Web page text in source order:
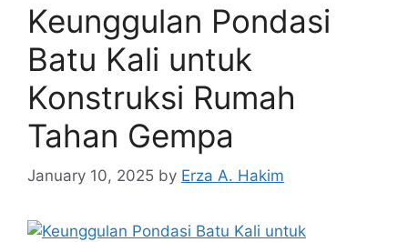
Keunggulan Pondasi
Batu Kali untuk
Konstruksi Rumah
Tahan Gempa
January 10, 2025 by Erza A. Hakim